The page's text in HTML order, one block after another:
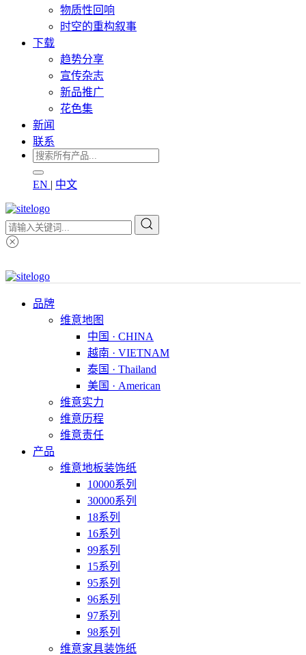
物质性回响
时空的重构叙事
下载
趋势分享
宣传杂志
新品推广
花色集
新闻
联系
EN | 中文
品牌
维意地图
中国 · CHINA
越南 · VIETNAM
泰国 · Thailand
美国 · American
维意实力
维意历程
维意责任
产品
维意地板装饰纸
10000系列
30000系列
18系列
16系列
99系列
15系列
95系列
96系列
97系列
98系列
维意家具装饰纸